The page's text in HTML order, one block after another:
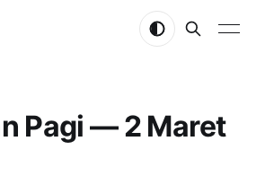
Pagi — 2 Maret